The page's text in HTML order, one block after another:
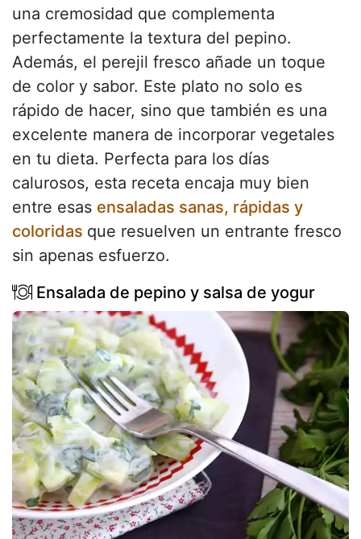
una cremosidad que complementa
perfectamente la textura del pepino.
Además, el perejil fresco añade un toque
de color y sabor. Este plato no solo es
rápido de hacer, sino que también es una
excelente manera de incorporar vegetales
en tu dieta. Perfecta para los días
calurosos, esta receta encaja muy bien
entre esas ensaladas sanas, rápidas y
coloridas que resuelven un entrante fresco
sin apenas esfuerzo.
Ensalada de pepino y salsa de yogur